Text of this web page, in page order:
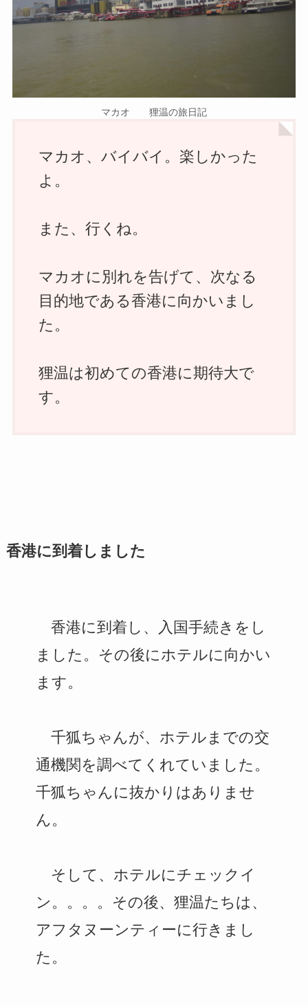
マカオ 狸温の旅日記
マカオ、バイバイ。楽しかった
よ。
また、行くね。
マカオに別れを告げて、次なる
目的地である香港に向かいまし
た。
狸温は初めての香港に期待大で
す。
香港に到着しました
香港に到着し、入国手続きをし
ました。その後にホテルに向かい
ます。
千狐ちゃんが、ホテルまでの交
通機関を調べてくれていました。
千狐ちゃんに抜かりはありませ
ん。
そして、ホテルにチェックイ
ン。。。。その後、狸温たちは、
アフタヌーンティーに行きまし
た。